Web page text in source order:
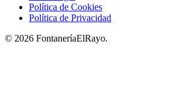
Política de Cookies
Política de Privacidad
© 2026 FontaneríaElRayo.